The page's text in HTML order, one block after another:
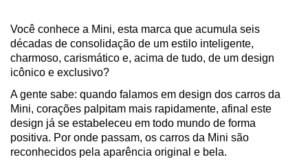
Você conhece a Mini, esta marca que acumula seis
décadas de consolidação de um estilo inteligente,
charmoso, carismático e, acima de tudo, de um design
icônico e exclusivo?
A gente sabe: quando falamos em design dos carros da
Mini, corações palpitam mais rapidamente, afinal este
design já se estabeleceu em todo mundo de forma
positiva. Por onde passam, os carros da Mini são
reconhecidos pela aparência original e bela.